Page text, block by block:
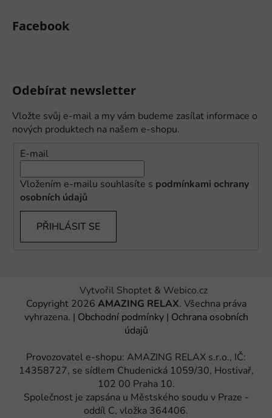
Facebook
Odebírat newsletter
Vložte svůj e-mail a my vám budeme zasílat informace o
nových produktech na našem e-shopu.
E-mail
Vložením e-mailu souhlasíte s podmínkami ochrany
osobních údajů
PŘIHLÁSIT SE
Vytvořil Shoptet & Webico.cz
Copyright 2026 AMAZING RELAX. Všechna práva
vyhrazena. | Obchodní podmínky| Ochrana osobních
údajů
Provozovatel e-shopu: AMAZING RELAX s.r.o., IČ:
14358727, se sídlem Chudenická 1059/30, Hostivař,
102 00 Praha 10.
Společnost je zapsána u Městského soudu v Praze -
oddíl C, vložka 364406.